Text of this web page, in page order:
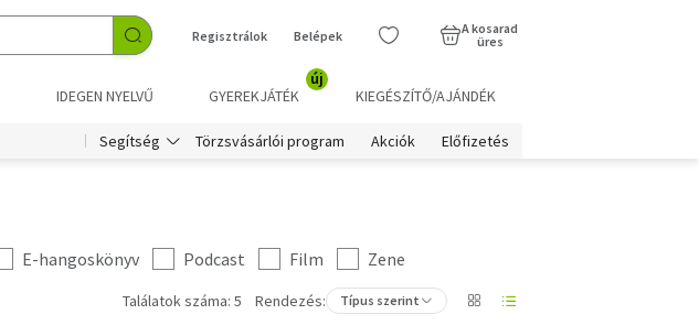
Regisztrálok Belépek
A kosarad
üres
IDEGEN NYELVŰ GYEREKJÁTÉK
új
KIEGÉSZÍTŐ/AJÁNDÉK
Segítség Törzsvásárlói program Akciók Előfizetés
E-hangoskönyv Podcast Film
Zene
Találatok száma: 5 Rendezés: Típus szerint